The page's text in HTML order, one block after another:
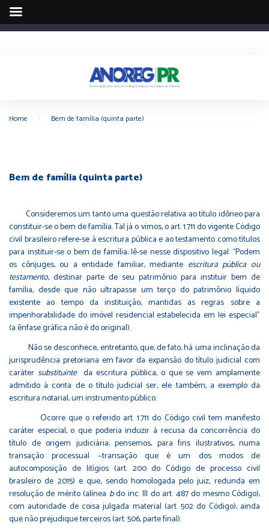
Home Bem de família (quinta parte)
Bem de família (quinta parte)
Consideremos um tanto uma questão relativa ao título idôneo para
constituir-se o bem de família. Tal já o vimos, o art. 1.711 do vigente Código
civil brasileiro refere-se à escritura pública e ao testamento como títulos
para instituir-se o bem de família; lê-se nesse dispositivo legal: “Podem
os cônjuges, ou a entidade familiar, mediante escritura pública ou
testamento, destinar parte de seu patrimônio para instituir bem de
família, desde que não ultrapasse um terço do patrimônio líquido
existente ao tempo da instituição, mantidas as regras sobre a
impenhorabilidade do imóvel residencial estabelecida em lei especial”
(a ênfase gráfica não é do original).
Não se desconhece, entretanto, que, de fato, há uma inclinação da
jurisprudência pretoriana em favor da expansão do título judicial com
caráter substituinteda escritura pública, o que se vem amplamente
admitido à conta de o título judicial ser, ele também, a exemplo da
escritura notarial, um instrumento público.
Ocorre que o referido art. 1.711 do Código civil tem manifesto
caráter especial, o que poderia induzir à recusa da concorrência do
título de origem judiciária; pensemos, para fins ilustrativos, numa
transação processual −transação que é um dos modos de
autocomposição de litígios (art. 200 do Código de processo civil
brasileiro de 2015) e que, sendo homologada pelo juiz, redunda em
resolução de mérito (alínea bdo inc. III do art. 487 do mesmo Código),
com autoridade de coisa julgada material (art. 502 do Código), ainda
que não prejudique terceiros (art. 506, parte final).